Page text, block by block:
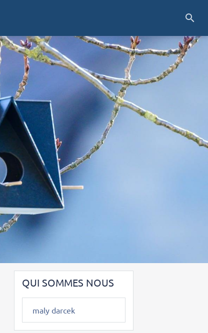
QUI SOMMES NOUS
maly darcek